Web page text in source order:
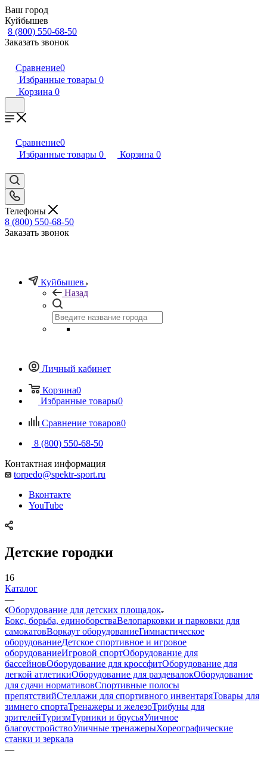
Ваш город
Куйбышев
8 (800) 550-68-50
Заказать звонок
Сравнение0
Избранные товары 0
Корзина 0
Сравнение0
Избранные товары 0 Корзина 0
Телефоны
8 (800) 550-68-50
Заказать звонок
Куйбышев
Назад
Личный кабинет
Корзина0
Избранные товары0
Сравнение товаров0
8 (800) 550-68-50
Контактная информация
torpedo@spektr-sport.ru
Вконтакте
YouTube
Детские городки
16
Каталог
—
Оборудование для детских площадок
Бокс, борьба, единоборстваВелопарковки и парковки для
самокатовВоркаут оборудованиеГимнастическое
оборудованиеДетское спортивное и игровое
оборудованиеИгровой спортОборудование для
бассейновОборудование для кроссфитОборудование для
легкой атлетикиОборудование для раздевалокОборудование
для сдачи нормативовСпортивные полосы
препятствийСтеллажи для спортивного инвентаряТовары для
зимнего спортаТренажеры и железоТрибуны для
зрителейТуризмТурники и брусьяУличное
благоустройствоУличные тренажерыХореографические
станки и зеркала
—